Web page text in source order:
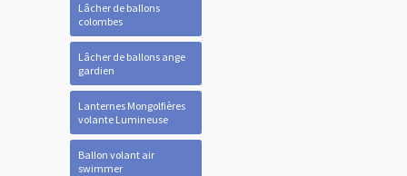
Lâcher de ballons
colombes
Lâcher de ballons ange
gardien
Lanternes Mongolfières
volante Lumineuse
Ballon volant air
swimmer